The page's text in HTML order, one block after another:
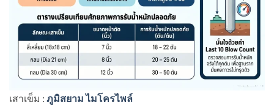
เสาเข็ม : ภูมิสยาม ไมโครไพล์